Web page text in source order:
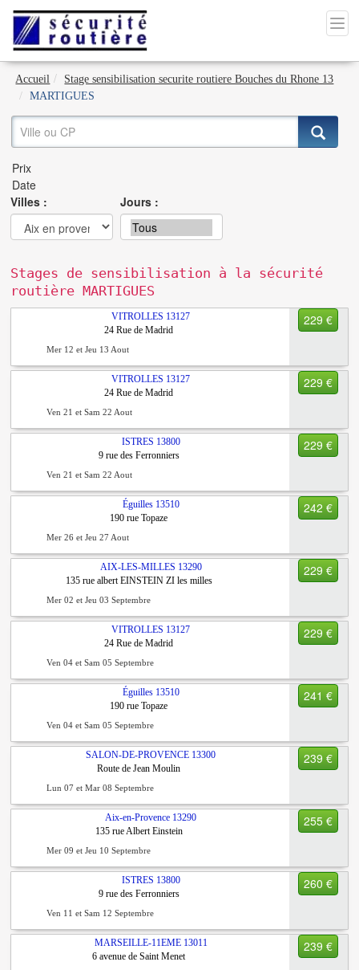
Accueil
Stage sensibilisation securite routiere Bouches du Rhone 13
MARTIGUES
Villes : Jours :
Stages de sensibilisation à la sécurité
routière MARTIGUES
229 €
VITROLLES 13127
24 Rue de Madrid
Mer 12 et Jeu 13 Aout
229 €
VITROLLES 13127
24 Rue de Madrid
Ven 21 et Sam 22 Aout
229 €
ISTRES 13800
9 rue des Ferronniers
Ven 21 et Sam 22 Aout
242 €
Éguilles 13510
190 rue Topaze
Mer 26 et Jeu 27 Aout
229 €
AIX-LES-MILLES 13290
135 rue albert EINSTEIN ZI les milles
Mer 02 et Jeu 03 Septembre
229 €
VITROLLES 13127
24 Rue de Madrid
Ven 04 et Sam 05 Septembre
241 €
Éguilles 13510
190 rue Topaze
Ven 04 et Sam 05 Septembre
239 €
SALON-DE-PROVENCE 13300
Route de Jean Moulin
Lun 07 et Mar 08 Septembre
255 €
Aix-en-Provence 13290
135 rue Albert Einstein
Mer 09 et Jeu 10 Septembre
260 €
ISTRES 13800
9 rue des Ferronniers
Ven 11 et Sam 12 Septembre
239 €
MARSEILLE-11EME 13011
6 avenue de Saint Menet